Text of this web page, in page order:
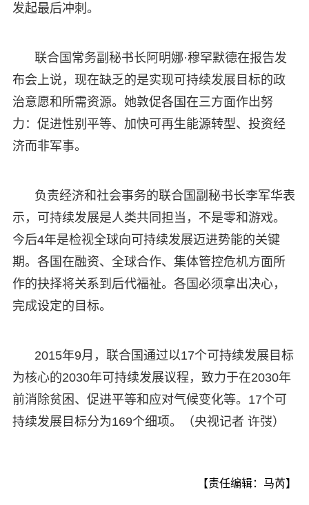
发起最后冲刺。
联合国常务副秘书长阿明娜·穆罕默德在报告发
布会上说，现在缺乏的是实现可持续发展目标的政
治意愿和所需资源。她敦促各国在三方面作出努
力：促进性别平等、加快可再生能源转型、投资经
济而非军事。
负责经济和社会事务的联合国副秘书长李军华表
示，可持续发展是人类共同担当，不是零和游戏。
今后4年是检视全球向可持续发展迈进势能的关键
期。各国在融资、全球合作、集体管控危机方面所
作的抉择将关系到后代福祉。各国必须拿出决心，
完成设定的目标。
2015年9月，联合国通过以17个可持续发展目标
为核心的2030年可持续发展议程，致力于在2030年
前消除贫困、促进平等和应对气候变化等。17个可
持续发展目标分为169个细项。（央视记者 许弢）
【责任编辑：马芮】